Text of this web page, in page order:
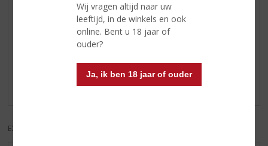
Wij vragen altijd naar uw
leeftijd, in de winkels en ook
online. Bent u 18 jaar of
ouder?
Ja, ik ben 18 jaar of ouder
Reviews
Schrijf een review
Er zijn nog geen reviews geplaatst voor dit product
EXCL. BTW